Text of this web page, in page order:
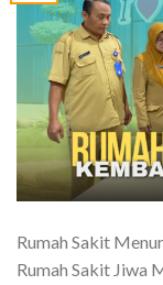
Rumah Sakit
Rumah Sakit Jiwa